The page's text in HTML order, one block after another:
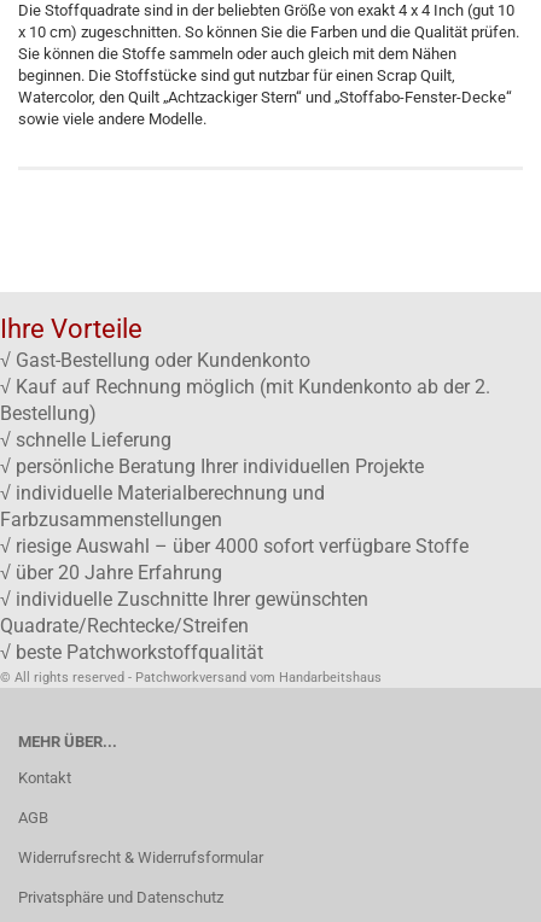
Die Stoffquadrate sind in der beliebten Größe von exakt 4 x 4 Inch (gut 10
x 10 cm) zugeschnitten. So können Sie die Farben und die Qualität prüfen.
Sie können die Stoffe sammeln oder auch gleich mit dem Nähen
beginnen. Die Stoffstücke sind gut nutzbar für einen Scrap Quilt,
Watercolor, den Quilt „Achtzackiger Stern“ und „Stoffabo-Fenster-Decke“
sowie viele andere Modelle.
Ihre Vorteile
√ Gast-Bestellung oder Kundenkonto
√ Kauf auf Rechnung möglich (mit Kundenkonto ab der 2.
Bestellung)
√ schnelle Lieferung
√ persönliche Beratung Ihrer individuellen Projekte
√ individuelle Materialberechnung und
Farbzusammenstellungen
√ riesige Auswahl – über 4000 sofort verfügbare Stoffe
√ über 20 Jahre Erfahrung
√ individuelle Zuschnitte Ihrer gewünschten
Quadrate/Rechtecke/Streifen
√ beste Patchworkstoffqualität
© All rights reserved - Patchworkversand vom Handarbeitshaus
MEHR ÜBER...
Kontakt
AGB
Widerrufsrecht & Widerrufsformular
Privatsphäre und Datenschutz